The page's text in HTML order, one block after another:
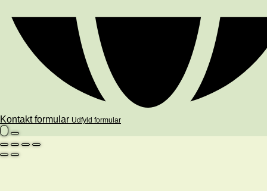
Kontakt formular Udfyld formular